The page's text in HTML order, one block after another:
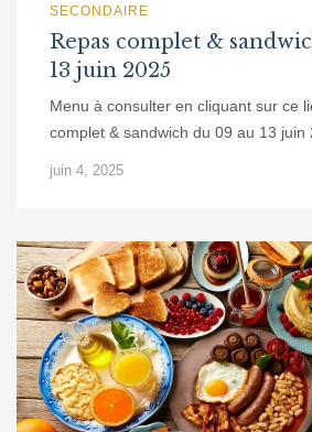
SECONDAIRE
Repas complet &
13 juin 2025
Menu à consulter en cliquant sur ce
complet & sandwich du 09 au 13 juin
juin 4, 2025